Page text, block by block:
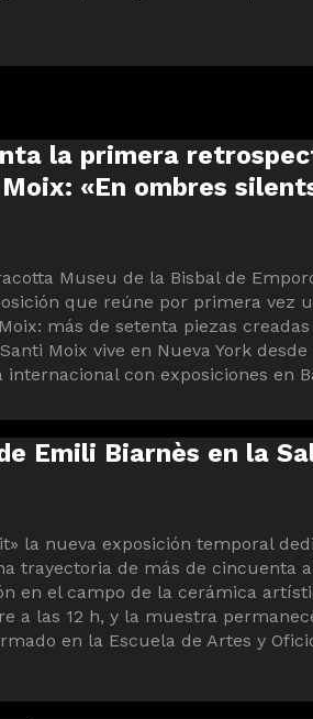
la primera
«En ombres
Museu de la Bisbal de
que reúne por primera vez
más de setenta piezas
Moix vive en Nueva York desde
con exposiciones en
Emili Biarnès en la
la nueva exposición temporal
trayectoria de más de cincuenta
en el campo de la cerámica
a las 12 h, y la muestra
en la Escuela de Artes y